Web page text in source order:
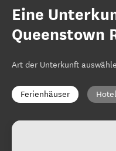
Eine
Queenstown
Art der Unterkunft
Ferienhäuser